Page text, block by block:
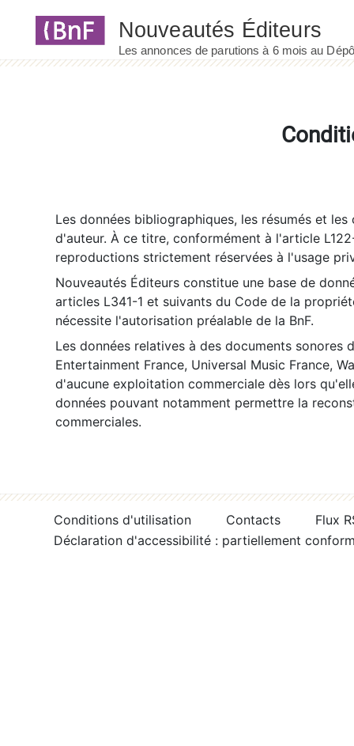
Les données bibliographiques, les résumés et
d'auteur. À ce titre, conformément à l'article
reproductions strictement réservées à l'usage
Nouveautés Éditeurs constitue une base de
articles L341-1 et suivants du Code de la
nécessite l'autorisation préalable de la BnF.
Les données relatives à des documents sonores
Entertainment France, Universal Music France,
d'aucune exploitation commerciale dès lors
données pouvant notamment permettre la
commerciales.
Conditions d'utilisation Contacts
Flux
Déclaration d'accessibilité : partiellement